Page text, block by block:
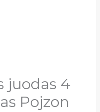
juodas 4
Pojzon